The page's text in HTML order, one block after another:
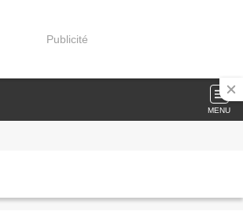
Publicité
MENU